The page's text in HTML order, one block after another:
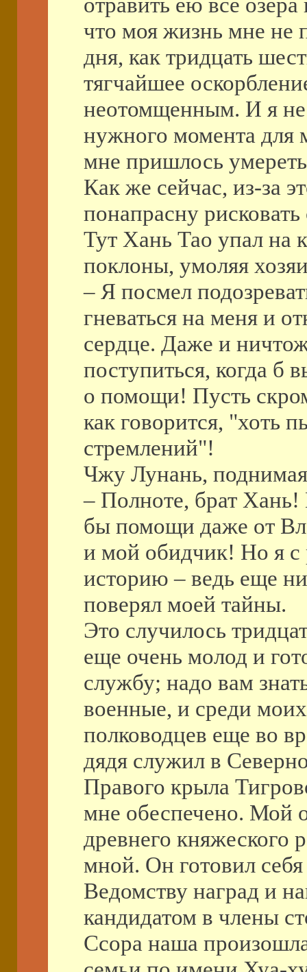
что моя жизнь мне не
дня, как тридцать
тягчайшее
неотомщенным. И я не
нужного момента для
мне пришлось
Как же сейчас, из-за
понапрасну
Тут Хань Тао упал на
поклоны, умоляя
– Я посмел
гневаться на меня и
сердце. Даже и
поступиться, когда б
о помощи! Пусть
как говорится, "хоть
стремлений"!
Чжу Лунань,
– Полноте, брат Хань!
бы помощи даже от
и мой обидчик! Но я с
историю – ведь еще
поверял моей тайны.
Это случилось
еще очень молод и
службу; надо вам
военные, и среди
полководцев еще во
дядя служил в
Правого крыла
мне обеспечено. Мой
древнего княжеского
мной. Он готовил
Ведомству наград и
кандидатом в члены
Ссора наша